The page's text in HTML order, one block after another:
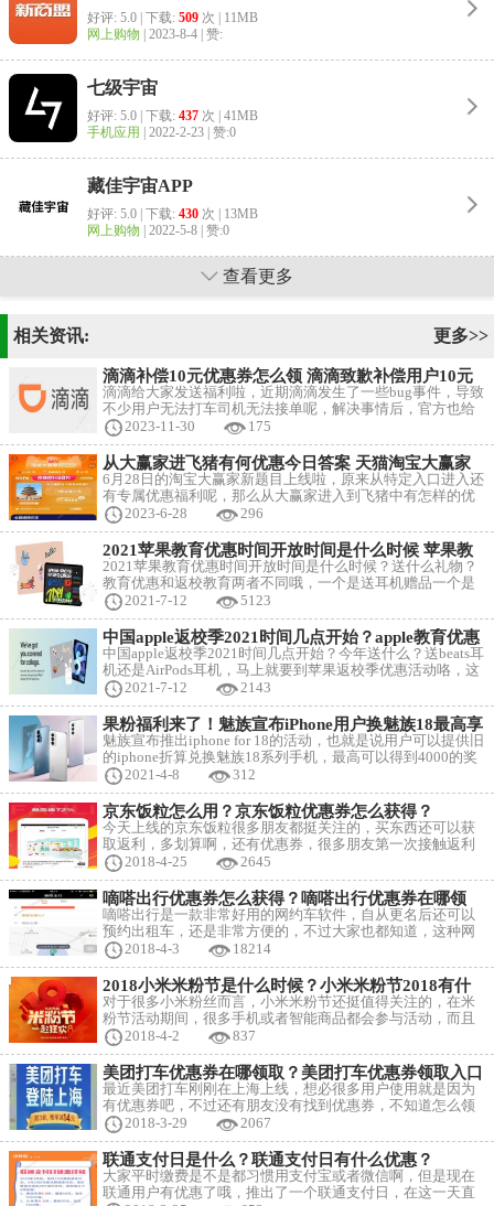
好评: 5.0 | 下载: 509 次 | 11MB
网上购物 | 2023-8-4 | 赞:
七级宇宙
好评: 5.0 | 下载: 437 次 | 41MB
手机应用 | 2022-2-23 | 赞:0
藏佳宇宙APP
好评: 5.0 | 下载: 430 次 | 13MB
网上购物 | 2022-5-8 | 赞:0
查看更多
相关资讯: 更多>>
滴滴补偿10元优惠券怎么领 滴滴致歉补偿用户10元
优惠券领取方法
滴滴给大家发送福利啦，近期滴滴发生了一些bug事件，导致
不少用户无法打车司机无法接单呢，解决事情后，官方也给
用户做了补偿了，可以领取10元优惠券，下面一起来看看了
解领取方法吧~ 滴滴补偿10元优惠券领取 滴滴补偿券怎么领
取、使用方法： 具体步骤： 1、首先我们进入到滴滴出行的
app当中，在此才可以领取到优惠卷。 2、接
2023-11-30 175
从大赢家进飞猪有何优惠今日答案 天猫淘宝大赢家
6.28每日一猜答案分享
6月28日的淘宝大赢家新题目上线啦，原来从特定入口进入还
有专属优惠福利呢，那么从大赢家进入到飞猪中有怎样的优
惠福利呢，下面就来告诉给大家具体答案内容吧~ 天猫淘宝
大赢家6.28答案 6.28从大赢家进飞猪有何优惠？ 答案：门票
立减十元 毕竟现在高考中考小学考试都结束咯，正式开启了
暑假生活之旅了呢，赶紧来轻松体验试试吧，
2023-6-28 296
2021苹果教育优惠时间开放时间是什么时候 苹果教
育优惠返校季时间开启一览
2021苹果教育优惠时间开放时间是什么时候？送什么礼物？
教育优惠和返校教育两者不同哦，一个是送耳机赠品一个是
只有降价优惠哦，那么这次的2021年返校季活动什么时候开
始呢，下面就一起来看看吧~ 苹果教育优惠返校季时间 2021
苹果教育优惠2021时间介绍： 12日凌晨（大概率），14日凌
晨，16日凌晨。 教育优惠和返校教育优惠的区
2021-7-12 5123
中国apple返校季2021时间几点开始？apple教育优惠
送AirPods时间开始一览
中国apple返校季2021时间几点开始？今年送什么？送beats耳
机还是AirPods耳机，马上就要到苹果返校季优惠活动咯，这
次苹果可是大出血呀，竟然送AirPods耳机呢，买平板送
AirPods耳机，优惠确实不错，下面一起来看看吧~ apple返校
季2021 今年的赠品与往年的不同，往年赠送的是苹果的干儿
子beats耳机，今年却是赠送的苹果亲儿子Ai
2021-7-12 2143
果粉福利来了！魅族宣布iPhone用户换魅族18最高享
4000优惠
魅族宣布推出iphone for 18的活动，也就是说用户可以提供旧
的iphone折算兑换魅族18系列手机，最高可以得到4000的奖
励，有着额外的优惠，魅族在官网和微博官方公告的，大家
想不想换？ iphone最高可以免费换魅族18系列 根据魅族在其
微博账户上的官方公告，使用苹果iPhone换购魅族18系列智
能手机的用户可获得高达4,000元人民币（
2021-4-8 312
京东饭粒怎么用？京东饭粒优惠券怎么获得？
今天上线的京东饭粒很多朋友都挺关注的，买东西还可以获
取返利，多划算啊，还有优惠券，很多朋友第一次接触返利
软件，想知道怎么用，怎么获得优惠券，下面嗨客小编就跟
大家分享一下吧~ “购省、购好、购返利”，京东饭粒最吸引买
家的地方除了以超优惠的价格，买到新潮、优质的商品。作
为返利购物商城，返利元素自然更是消费者最关心的一项。
在京东饭粒上完成返利商品的下单支付，消费者即可得到
2018-4-25 2645
嘀嗒出行优惠券怎么获得？嘀嗒出行优惠券在哪领
取？
嘀嗒出行是一款非常好用的网约车软件，自从更名后还可以
预约出租车，还是非常方便的，不过大家也都知道，这种网
约车最近竞争还赢激烈，都在送红包，因此大家想知道在哪
领取优惠券，下面嗨客小编就给大家具体分享一下领取方法
吧~ 嘀嗒出行推出“免费帮你发888元现金红包”活动，用户可
通过“嘀嗒出行服务”微信小程序来参与，每位用户可给最多
100位好友免费发送红包；
2018-4-3 18214
2018小米米粉节是什么时候？小米米粉节2018有什
么优惠？
对于很多小米粉丝而言，小米米粉节还挺值得关注的，在米
粉节活动期间，很多手机或者智能商品都会参与活动，而且
还可以领取很多优惠券，还是非常划算的，很多朋友想知道
米粉节的具体时间，以及相关的优惠活动，下面嗨客小编就
跟大家分享一下吧~ 米粉节活动时间：4月3日-4月10日 米粉
节预热活动已经上线，多种超酷玩法，可赢小米MIX 2S、小
爱音箱mini、优惠券等奖
2018-4-2 837
美团打车优惠券在哪领取？美团打车优惠券领取入口
最近美团打车刚刚在上海上线，想必很多用户使用就是因为
有优惠券吧，不过还有朋友没有找到优惠券，不知道怎么领
取？下面嗨客小编就给大家具体介绍一下吧~ 美团打车优惠
券领取方法： 1、打开美团APP后，可以看到南京等城市的界
面已经出现了打车图标，点击打车。进入约车界面，即可快
捷打车了。并且比一般打车还更优惠； 2、如果你是司机，
则要下
2018-3-29 2067
联通支付日是什么？联通支付日有什么优惠？
大家平时缴费是不是都习惯用支付宝或者微信啊，但是现在
联通用户有优惠了哦，推出了一个联通支付日，在这一天直